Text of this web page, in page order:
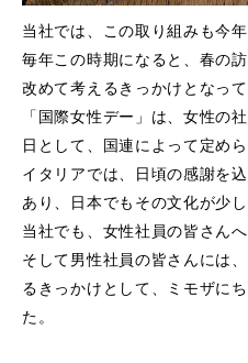
当社では、この取り組みも今年
毎年この時期になると、春の
改めて考えるきっかけとなって
「国際女性デー」は、女性の
日として、国連によって定め
イタリアでは、日頃の感謝を
あり、日本でもその文化が少
当社でも、女性社員の皆さん
そして男性社員の皆さんには
るきっかけとして、ミモザに
た。